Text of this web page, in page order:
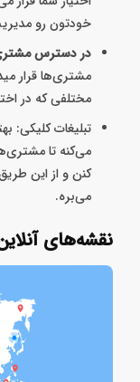
خودتون رو
در دسترس
مشتری‌ها قرار
مختلفی که در
تبلیغات کلیکی:
می‌کنه تا
کنن و از این
می‌بره.
نقشه‌های